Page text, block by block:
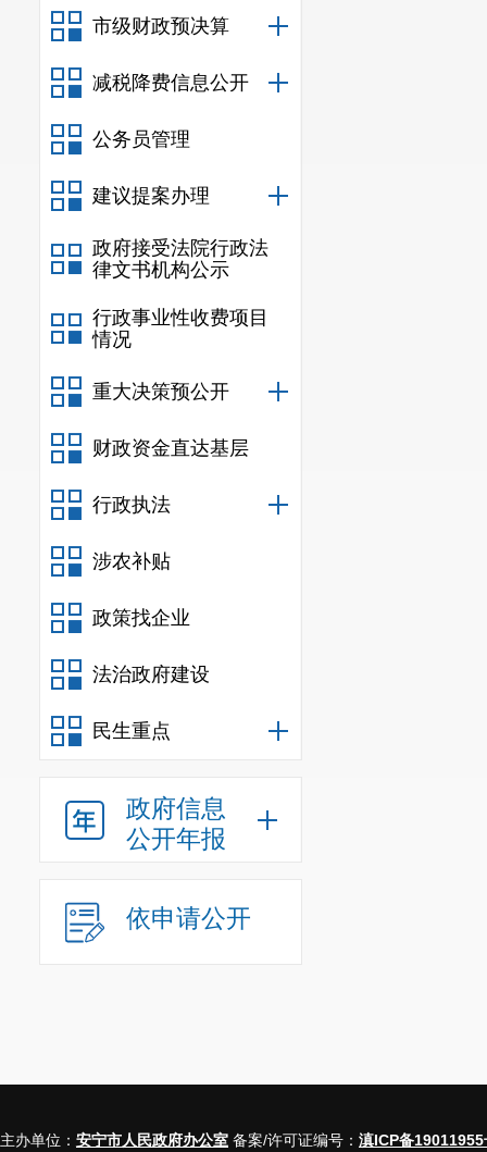
市级财政预决算
减税降费信息公开
公务员管理
建议提案办理
政府接受法院行政法
律文书机构公示
行政事业性收费项目
情况
重大决策预公开
财政资金直达基层
行政执法
涉农补贴
政策找企业
法治政府建设
民生重点
政府信息
公开年报
依申请公开
主办单位： 安宁市人民政府办公室 备案/许可证编号： 滇ICP备